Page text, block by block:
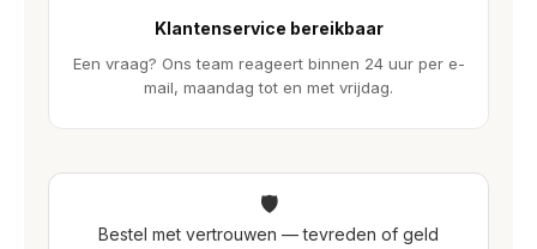
Klantenservice bereikbaar
Een vraag? Ons team reageert binnen 24 uur per e-
mail, maandag tot en met vrijdag.
🛡
Bestel met vertrouwen — tevreden of geld